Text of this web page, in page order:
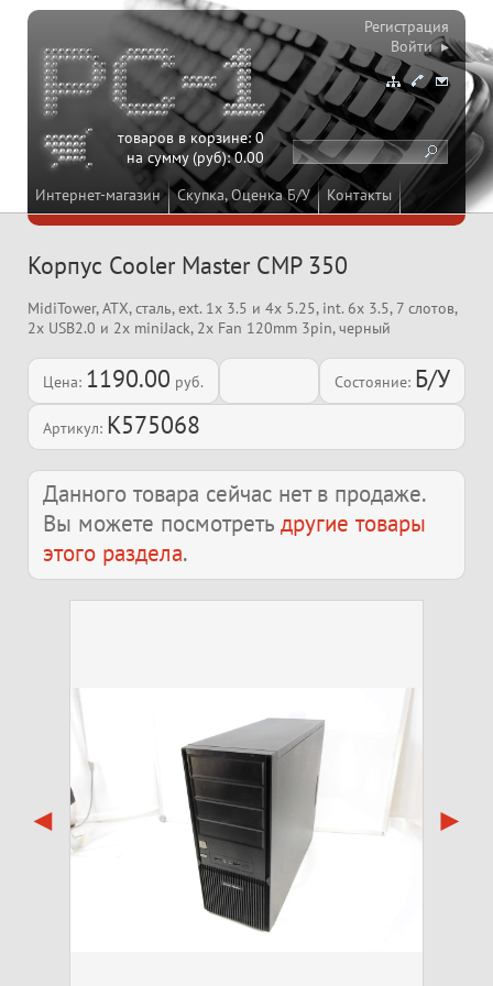
Интернет-магазин Скупка, Оценка Б/У Контакты
товаров в корзине:0
на сумму (руб):0.00
Регистрация
Войти ▸
Корпус Cooler Master CMP 350
MidiTower, ATX, сталь, ext. 1x 3.5 и 4x 5.25, int. 6x 3.5, 7 слотов,
2x USB2.0 и 2x miniJack, 2x Fan 120mm 3pin, черный
Цена: 1190.00 руб. Состояние: Б/У
Артикул: K575068
Данного товара сейчас нет в продаже.
Вы можете посмотреть другие товары
этого раздела.